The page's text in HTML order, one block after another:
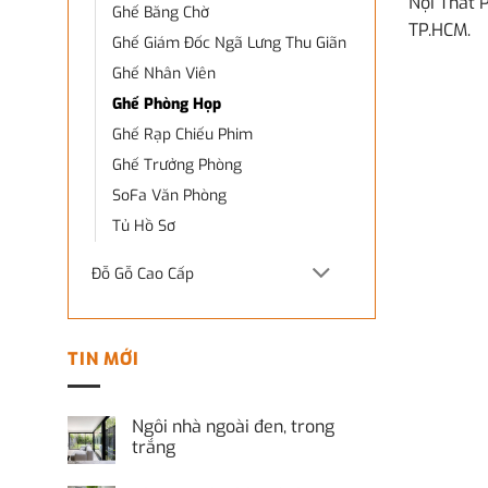
Ghế Băng Chờ
Ghế Giám Đốc Ngã Lưng Thu Giãn
Ghế Nhân Viên
Ghế Phòng Họp
Ghế Rạp Chiếu Phim
Ghế Trưởng Phòng
SoFa Văn Phòng
Tủ Hồ Sơ
Đỗ Gỗ Cao Cấp
TIN MỚI
Ngôi nhà ngoài đen, trong
trắng
TP.HCM.